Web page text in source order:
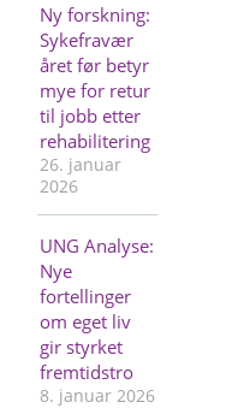
Ny forskning:
Sykefravær
året før betyr
mye for retur
til jobb etter
rehabilitering
26. januar
2026
UNG Analyse:
Nye
fortellinger
om eget liv
gir styrket
fremtidstro
8. januar 2026